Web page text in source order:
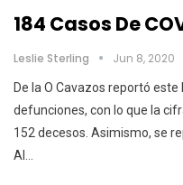
184 Casos De
Leslie Sterling Jun 8, 2020
De la O Cavazos reportó
defunciones, con lo que la
152 decesos. Asimismo, se
Al…